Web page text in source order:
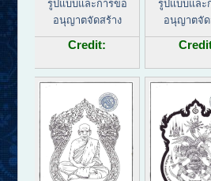
รูปแบบและการขอ
อนุญาตจัดสร้าง
Credit:
รูปแบบและ
อนุญาตจัด